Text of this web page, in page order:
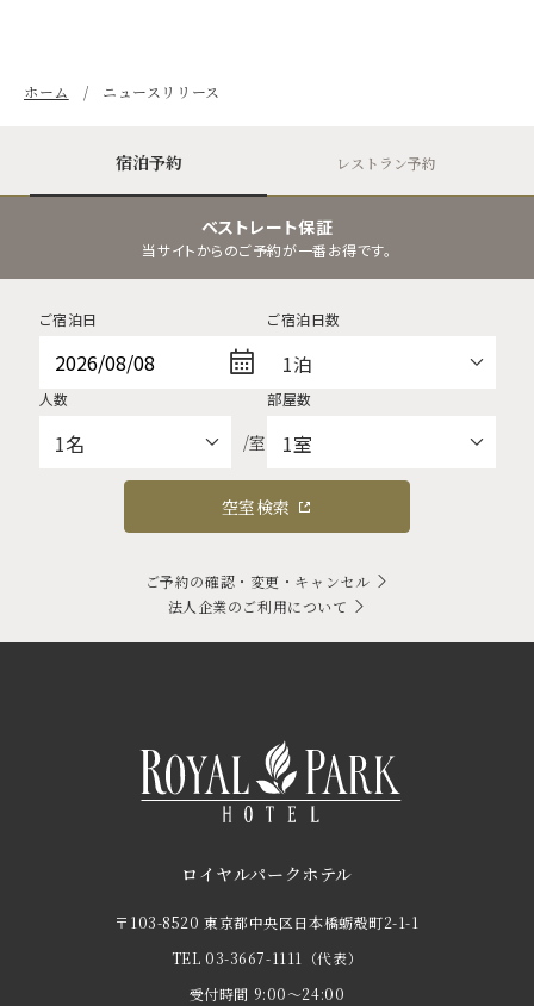
ホーム ニュースリリース
宿泊予約 レストラン予約
ベストレート保証
当サイトからのご予約が一番お得です。
ご宿泊日 ご宿泊日数
人数
/室
部屋数
空室検索
ご予約の確認・変更・キャンセル
法人企業のご利用について
ロイヤルパークホテル
〒103-8520 東京都中央区日本橋蛎殻町2-1-1
TEL 03-3667-1111
（代表）
受付時間 9:00～24:00